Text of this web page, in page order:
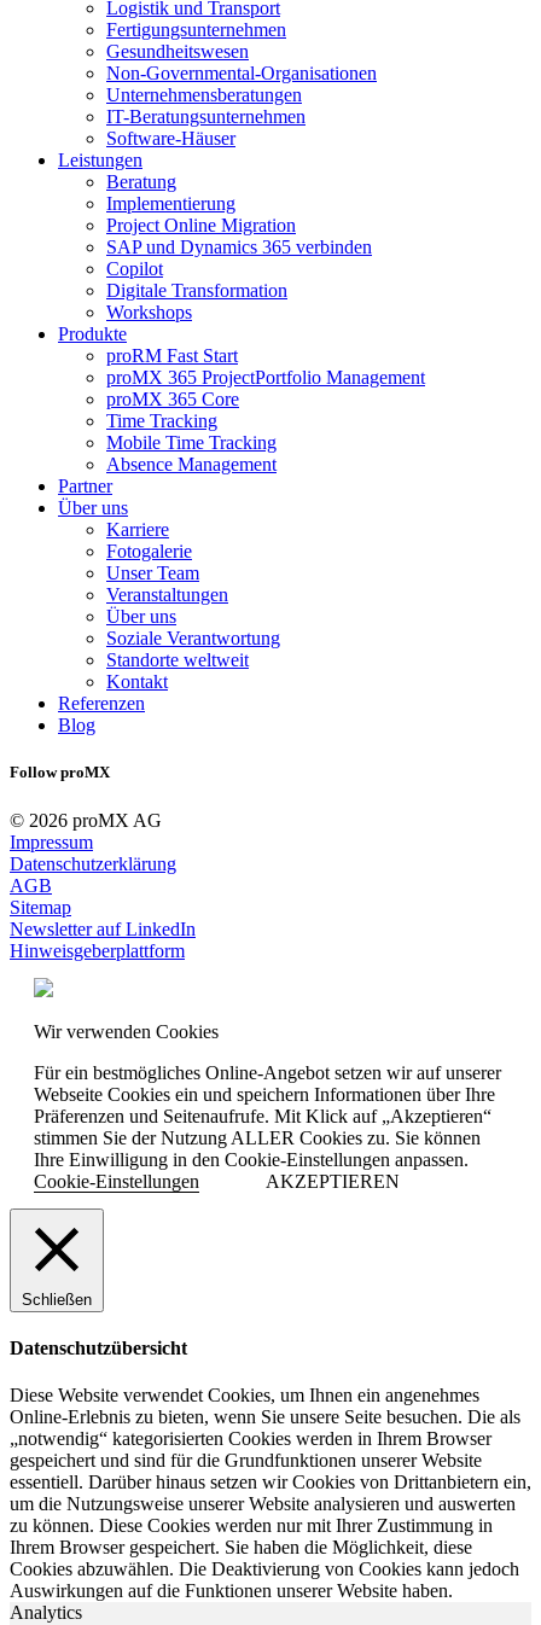
Logistik und Transport
Fertigungsunternehmen
Gesundheitswesen
Non-Governmental-Organisationen
Unternehmensberatungen
IT-Beratungsunternehmen
Software-Häuser
Leistungen
Beratung
Implementierung
Project Online Migration
SAP und Dynamics 365 verbinden
Copilot
Digitale Transformation
Workshops
Produkte
proRM Fast Start
proMX 365 ProjectPortfolio Management
proMX 365 Core
Time Tracking
Mobile Time Tracking
Absence Management
Partner
Über uns
Karriere
Fotogalerie
Unser Team
Veranstaltungen
Über uns
Soziale Verantwortung
Standorte weltweit
Kontakt
Referenzen
Blog
Follow proMX
© 2026 proMX AG
Impressum
Datenschutzerklärung
AGB
Sitemap
Newsletter auf LinkedIn
Hinweisgeberplattform
Wir verwenden Cookies
Für ein bestmögliches Online-Angebot setzen wir auf unserer
Webseite Cookies ein und speichern Informationen über Ihre
Präferenzen und Seitenaufrufe. Mit Klick auf „Akzeptieren“
stimmen Sie der Nutzung ALLER Cookies zu. Sie können
Ihre Einwilligung in den Cookie-Einstellungen anpassen.
Cookie-Einstellungen
AKZEPTIEREN
Schließen
Datenschutzübersicht
Diese Website verwendet Cookies, um Ihnen ein angenehmes
Online-Erlebnis zu bieten, wenn Sie unsere Seite besuchen. Die als
„notwendig“ kategorisierten Cookies werden in Ihrem Browser
gespeichert und sind für die Grundfunktionen unserer Website
essentiell. Darüber hinaus setzen wir Cookies von Drittanbietern ein,
um die Nutzungsweise unserer Website analysieren und auswerten
zu können. Diese Cookies werden nur mit Ihrer Zustimmung in
Ihrem Browser gespeichert. Sie haben die Möglichkeit, diese
Cookies abzuwählen. Die Deaktivierung von Cookies kann jedoch
Auswirkungen auf die Funktionen unserer Website haben.
Analytics